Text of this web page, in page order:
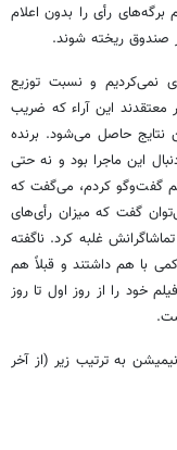
رأی را بدون اعلام
صندوق ریخته شوند.
نمی‌کردیم و نسبت توزیع
معتقدند این آراء که ضریب
حاصل می‌شود. برنده
این ماجرا بود و نه حتی
گفت‌وگو کردم، می‌گفت که
گفت که میزان رأی‌های
غلبه کرد. ناگفته
با هم داشتند و قبلاً هم
خود را از روز اول تا روز
به ترتیب زیر (از آخر